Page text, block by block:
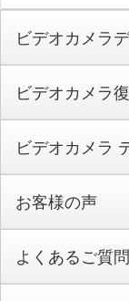
ビデオカメラ
ビデオカメラ
ビデオカメラ
お客様の声
よくあるご質問